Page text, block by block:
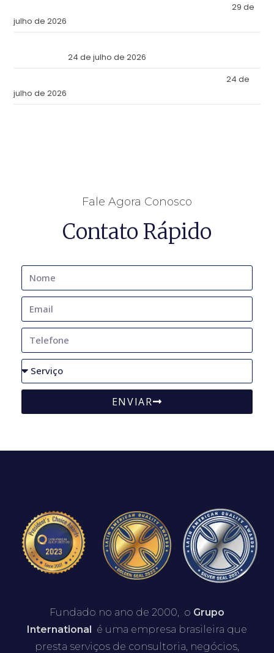
29 de
julho de 2026
24 de julho de 2026
24 de
julho de 2026
Fale Agora Conosco
Contato Rápido
ENVIAR
Fundado no ano de 2000, o Grupo
International é uma empresa brasileira que
presta serviços de consultoria, negócios,